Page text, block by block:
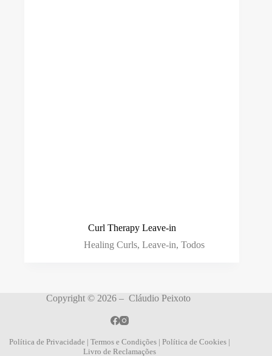
Curl Therapy Leave-in
Healing Curls, Leave-in, Todos
Copyright © 2026 – Cláudio Peixoto
Política de Privacidade |Termos e Condições |Política de Cookies |
Livro de Reclamações